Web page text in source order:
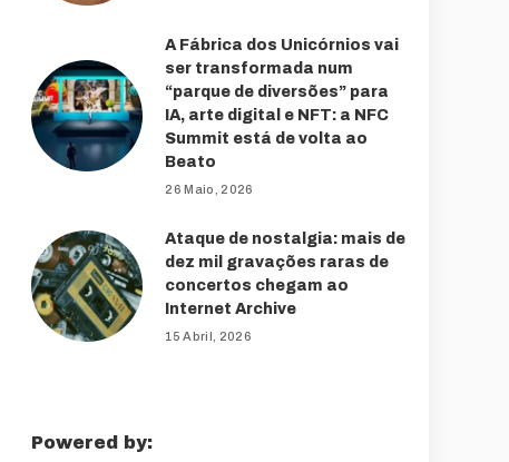
A Fábrica dos Unicórnios vai
ser transformada num
“parque de diversões” para
IA, arte digital e NFT: a NFC
Summit está de volta ao
Beato
26 Maio, 2026
Ataque de nostalgia: mais de
dez mil gravações raras de
concertos chegam ao
Internet Archive
15 Abril, 2026
Powered by: